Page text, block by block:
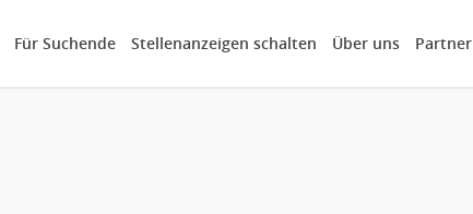
Für Suchende Stellenanzeigen schalten Über uns Partner